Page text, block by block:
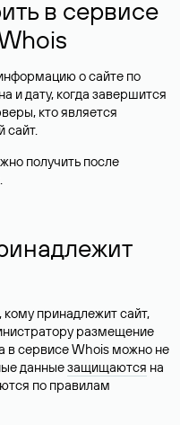
в сервисе
о сайте по
и дату, когда завершится
кто является
сайт.
получить после
кому принадлежит сайт,
размещение
в сервисе Whois можно не
данныезащищаются на
по правилам